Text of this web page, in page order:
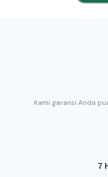
Kami garansi Anda
7